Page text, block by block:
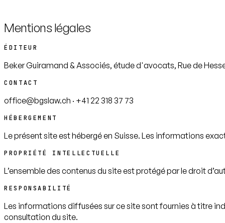
Mentions légales
ÉDITEUR
Beker Guiramand & Associés, étude d'avocats, Rue de
CONTACT
office@bgslaw.ch · +41 22 318 37 73
HÉBERGEMENT
Le présent site est hébergé en Suisse. Les informations
PROPRIÉTÉ INTELLECTUELLE
L’ensemble des contenus du site est protégé par le droit
RESPONSABILITÉ
Les informations diffusées sur ce site sont fournies à titre
consultation du site.